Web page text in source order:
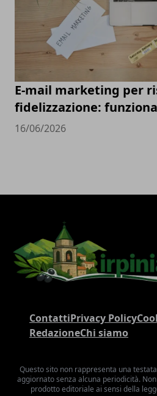
E-mail marketing per
fidelizzazione:
16/06/2026
ContattiPrivacy Policy
RedazioneChi siamo
Questo sito non rappresenta una
aggiornato senza alcuna periodicità.
prodotto editoriale ai sensi della